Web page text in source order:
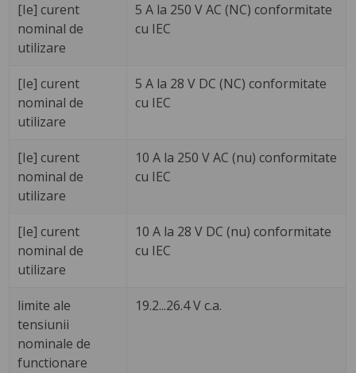
[Ie] curent
nominal de
utilizare
5 A la 250 V AC (NC) conformitate
cu IEC
[Ie] curent
nominal de
utilizare
5 A la 28 V DC (NC) conformitate
cu IEC
[Ie] curent
nominal de
utilizare
10 A la 250 V AC (nu) conformitate
cu IEC
[Ie] curent
nominal de
utilizare
10 A la 28 V DC (nu) conformitate
cu IEC
limite ale
tensiunii
nominale de
functionare
19.2...26.4 V c.a.